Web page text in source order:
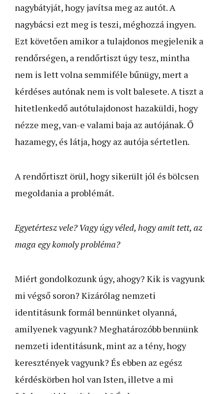
nagybátyját, hogy javítsa meg az autót. A
nagybácsi ezt meg is teszi, méghozzá ingyen.
Ezt követően amikor a tulajdonos megjelenik a
rendőrségen, a rendőrtiszt úgy tesz, mintha
nem is lett volna semmiféle bűnügy, mert a
kérdéses autónak nem is volt balesete. A tiszt a
hitetlenkedő autótulajdonost hazaküldi, hogy
nézze meg, van-e valami baja az autójának. Ő
hazamegy, és látja, hogy az autója sértetlen.
A rendőrtiszt örül, hogy sikerült jól és bölcsen
megoldania a problémát.
Egyetértesz vele? Vagy úgy véled, hogy amit tett, az
maga egy komoly probléma?
Miért gondolkozunk úgy, ahogy? Kik is vagyunk
mi végső soron? Kizárólag nemzeti
identitásunk formál bennünket olyanná,
amilyenek vagyunk? Meghatározóbb bennünk
nemzeti identitásunk, mint az a tény, hogy
keresztények vagyunk? És ebben az egész
kérdéskörben hol van Isten, illetve a mi